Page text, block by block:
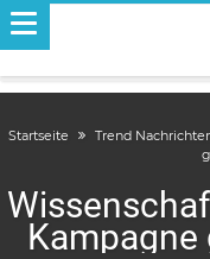
Startseite Trend
Kampagne